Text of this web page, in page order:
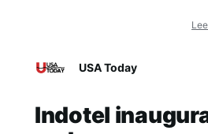
USA Today
Indotel